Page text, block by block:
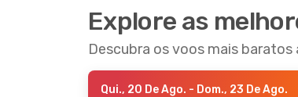
Explore as
Descubra os voos mais
Qui., 20 De Ago. - Dom., 23 De Ago.